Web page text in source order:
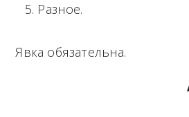
Разное.
Явка обязательна.